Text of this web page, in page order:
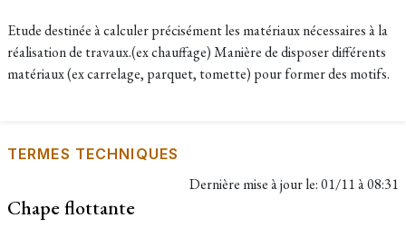
Etude destinée à calculer précisément les matériaux nécessaires à la
réalisation de travaux.(ex chauffage) Manière de disposer différents
matériaux (ex carrelage, parquet, tomette) pour former des motifs.
TERMES TECHNIQUES
Dernière mise à jour le:01/11 à 08:31
Chape flottante